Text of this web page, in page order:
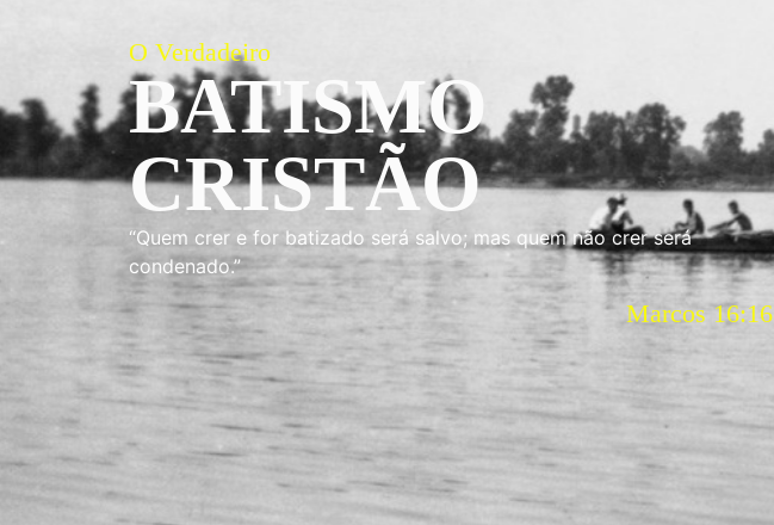
O Verdadeiro
BATISMO
CRISTÃO
“Quem crer e for batizado será salvo; mas quem não crer será
condenado.”
Marcos 16:16